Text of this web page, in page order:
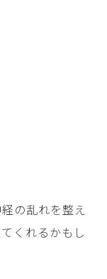
の乱れを整え
くれるかもし